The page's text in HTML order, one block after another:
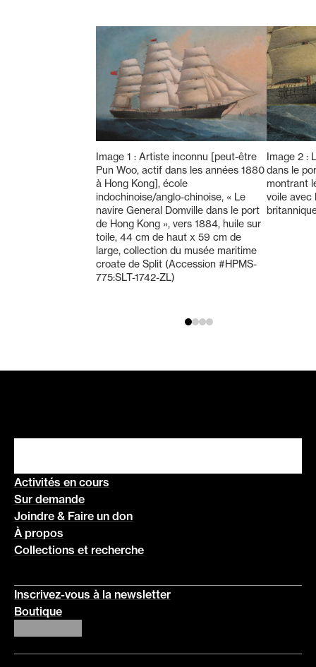
Image 1 : Artiste inconnu [peut-être
Pun Woo, actif dans les années 1880
à Hong Kong], école
indochinoise/anglo-chinoise, « Le
navire General Domville dans le port
de Hong Kong », vers 1884, huile sur
toile, 44 cm de haut x 59 cm de
large, collection du musée maritime
croate de Split (Accession #HPMS-
775:SLT-1742-ZL)
Image 2 :
dans le
montrant
voile avec
Activités en cours
Sur demande
Joindre & Faire un don
À propos
Collections et recherche
Inscrivez-vous à la newsletter
Boutique